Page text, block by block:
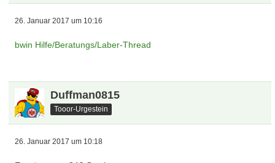
26. Januar 2017 um 10:16
bwin Hilfe/Beratungs/Laber-Thread
Duffman0815
Tooor-Urgestein
26. Januar 2017 um 10:18